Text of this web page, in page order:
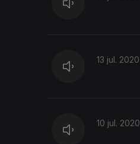
13 jul. 2020
10 jul. 2020